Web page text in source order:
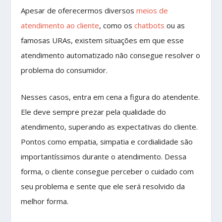
Apesar de oferecermos diversosmeios de
atendimento ao cliente, como oschatbots ou as
famosas URAs, existem situações em que esse
atendimento automatizado não consegue resolver o
problema do consumidor.
Nesses casos, entra em cena a figura do atendente.
Ele deve sempre prezar pela qualidade do
atendimento, superando as expectativas do cliente.
Pontos como empatia, simpatia e cordialidade são
importantíssimos durante o atendimento. Dessa
forma, o cliente consegue perceber o cuidado com
seu problema e sente que ele será resolvido da
melhor forma.